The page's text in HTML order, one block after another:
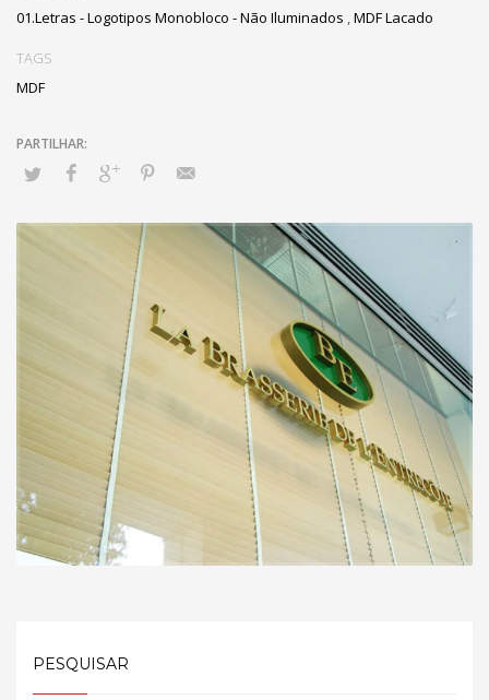
01.Letras - Logotipos Monobloco - Não Iluminados ,MDF Lacado
TAGS
MDF
PESQUISAR